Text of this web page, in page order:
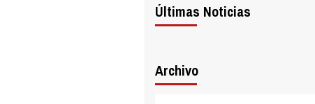
Últimas Noticias
Archivo